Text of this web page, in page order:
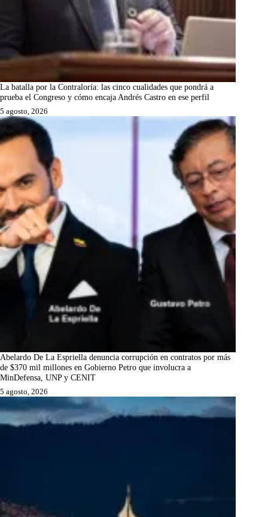
La batalla por la Contraloría: las cinco cualidades que pondrá a
prueba el Congreso y cómo encaja Andrés Castro en ese perfil
5 agosto, 2026
Abelardo De La Espriella denuncia corrupción en contratos por más
de $370 mil millones en Gobierno Petro que involucra a
MinDefensa, UNP y CENIT
5 agosto, 2026